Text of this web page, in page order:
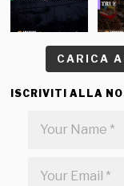
CARICA
ISCRIVITI ALLA